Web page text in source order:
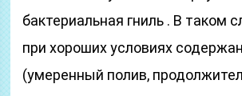
бактериальная гниль . В таком
при хороших условиях
(умеренный полив,